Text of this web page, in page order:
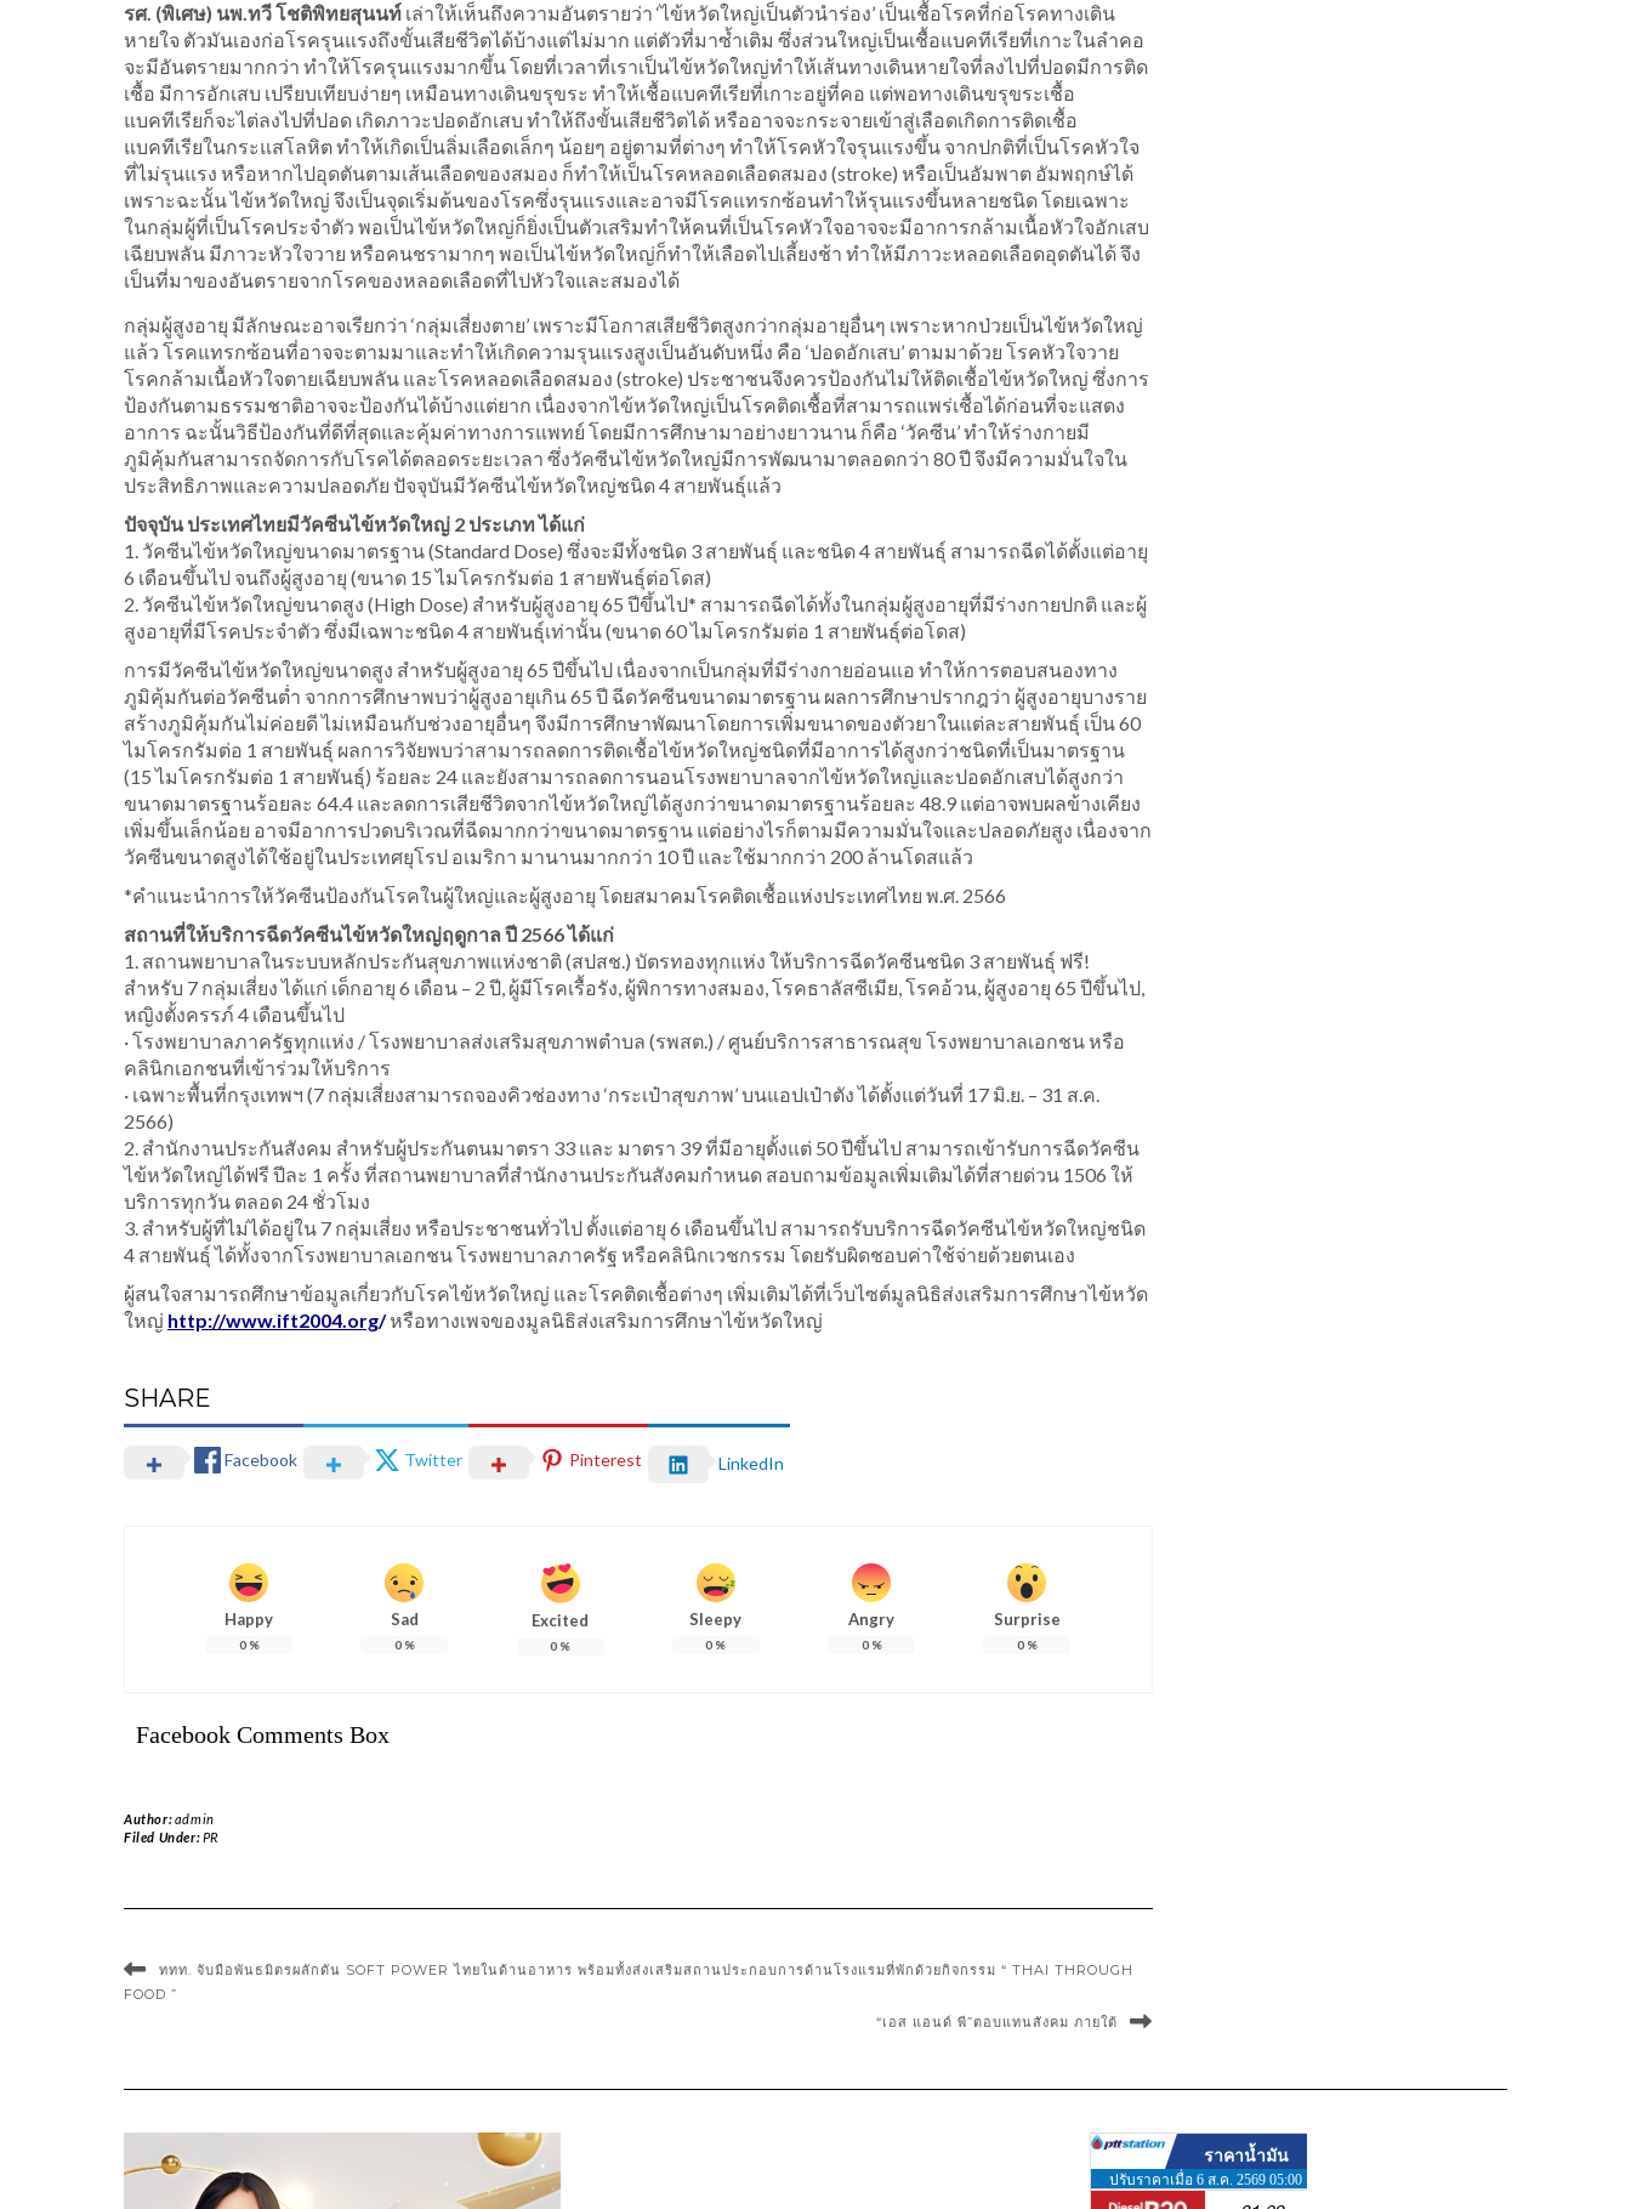
รศ. (พิเศษ) นพ.ทวี โชติพิทยสุนนท์ เล่าให้เห็นถึงความอันตรายว่า ‘ไข้หวัดใหญ่เป็นตัวนำร่อง’ เป็นเชื้อโรคที่ก่อโรคทางเดิน
หายใจ ตัวมันเองก่อโรครุนแรงถึงขั้นเสียชีวิตได้บ้างแต่ไม่มาก แต่ตัวที่มาซ้ำเติม ซึ่งส่วนใหญ่เป็นเชื้อแบคทีเรียที่เกาะในลำคอ
จะมีอันตรายมากกว่า ทำให้โรครุนแรงมากขึ้น โดยที่เวลาที่เราเป็นไข้หวัดใหญ่ทำให้เส้นทางเดินหายใจที่ลงไปที่ปอดมีการติด
เชื้อ มีการอักเสบ เปรียบเทียบง่ายๆ เหมือนทางเดินขรุขระ ทำให้เชื้อแบคทีเรียที่เกาะอยู่ที่คอ แต่พอทางเดินขรุขระเชื้อ
แบคทีเรียก็จะไต่ลงไปที่ปอด เกิดภาวะปอดอักเสบ ทำให้ถึงขั้นเสียชีวิตได้ หรืออาจจะกระจายเข้าสู่เลือดเกิดการติดเชื้อ
แบคทีเรียในกระแสโลหิต ทำให้เกิดเป็นลิ่มเลือดเล็กๆ น้อยๆ อยู่ตามที่ต่างๆ ทำให้โรคหัวใจรุนแรงขึ้น จากปกติที่เป็นโรคหัวใจ
ที่ไม่รุนแรง หรือหากไปอุดตันตามเส้นเลือดของสมอง ก็ทำให้เป็นโรคหลอดเลือดสมอง (stroke) หรือเป็นอัมพาต อัมพฤกษ์ได้
เพราะฉะนั้น ไข้หวัดใหญ่ จึงเป็นจุดเริ่มต้นของโรคซึ่งรุนแรงและอาจมีโรคแทรกซ้อนทำให้รุนแรงขึ้นหลายชนิด โดยเฉพาะ
ในกลุ่มผู้ที่เป็นโรคประจำตัว พอเป็นไข้หวัดใหญ่ก็ยิ่งเป็นตัวเสริมทำให้คนที่เป็นโรคหัวใจอาจจะมีอาการกล้ามเนื้อหัวใจอักเสบ
เฉียบพลัน มีภาวะหัวใจวาย หรือคนชรามากๆ พอเป็นไข้หวัดใหญ่ก็ทำให้เลือดไปเลี้ยงช้า ทำให้มีภาวะหลอดเลือดอุดตันได้ จึง
เป็นที่มาของอันตรายจากโรคของหลอดเลือดที่ไปหัวใจและสมองได้
กลุ่มผู้สูงอายุ มีลักษณะอาจเรียกว่า ‘กลุ่มเสี่ยงตาย’ เพราะมีโอกาสเสียชีวิตสูงกว่ากลุ่มอายุอื่นๆ เพราะหากป่วยเป็นไข้หวัดใหญ่
แล้ว โรคแทรกซ้อนที่อาจจะตามมาและทำให้เกิดความรุนแรงสูงเป็นอันดับหนึ่ง คือ ‘ปอดอักเสบ’ ตามมาด้วย โรคหัวใจวาย
โรคกล้ามเนื้อหัวใจตายเฉียบพลัน และโรคหลอดเลือดสมอง (stroke) ประชาชนจึงควรป้องกันไม่ให้ติดเชื้อไข้หวัดใหญ่ ซึ่งการ
ป้องกันตามธรรมชาติอาจจะป้องกันได้บ้างแต่ยาก เนื่องจากไข้หวัดใหญ่เป็นโรคติดเชื้อที่สามารถแพร่เชื้อได้ก่อนที่จะแสดง
อาการ ฉะนั้นวิธีป้องกันที่ดีที่สุดและคุ้มค่าทางการแพทย์ โดยมีการศึกษามาอย่างยาวนาน ก็คือ ‘วัคซีน’ ทำให้ร่างกายมี
ภูมิคุ้มกันสามารถจัดการกับโรคได้ตลอดระยะเวลา ซึ่งวัคซีนไข้หวัดใหญ่มีการพัฒนามาตลอดกว่า 80 ปี จึงมีความมั่นใจใน
ประสิทธิภาพและความปลอดภัย ปัจจุบันมีวัคซีนไข้หวัดใหญ่ชนิด 4 สายพันธุ์แล้ว
ปัจจุบัน ประเทศไทยมีวัคซีนไข้หวัดใหญ่ 2 ประเภท ได้แก่
1. วัคซีนไข้หวัดใหญ่ขนาดมาตรฐาน (Standard Dose) ซึ่งจะมีทั้งชนิด 3 สายพันธุ์ และชนิด 4 สายพันธุ์ สามารถฉีดได้ตั้งแต่อายุ
6 เดือนขึ้นไป จนถึงผู้สูงอายุ (ขนาด 15 ไมโครกรัมต่อ 1 สายพันธุ์ต่อโดส)
2. วัคซีนไข้หวัดใหญ่ขนาดสูง (High Dose) สำหรับผู้สูงอายุ 65 ปีขึ้นไป* สามารถฉีดได้ทั้งในกลุ่มผู้สูงอายุที่มีร่างกายปกติ และผู้
สูงอายุที่มีโรคประจำตัว ซึ่งมีเฉพาะชนิด 4 สายพันธุ์เท่านั้น (ขนาด 60 ไมโครกรัมต่อ 1 สายพันธุ์ต่อโดส)
การมีวัคซีนไข้หวัดใหญ่ขนาดสูง สำหรับผู้สูงอายุ 65 ปีขึ้นไป เนื่องจากเป็นกลุ่มที่มีร่างกายอ่อนแอ ทำให้การตอบสนองทาง
ภูมิคุ้มกันต่อวัคซีนต่ำ จากการศึกษาพบว่าผู้สูงอายุเกิน 65 ปี ฉีดวัคซีนขนาดมาตรฐาน ผลการศึกษาปรากฎว่า ผู้สูงอายุบางราย
สร้างภูมิคุ้มกันไม่ค่อยดี ไม่เหมือนกับช่วงอายุอื่นๆ จึงมีการศึกษาพัฒนาโดยการเพิ่มขนาดของตัวยาในแต่ละสายพันธุ์ เป็น 60
ไมโครกรัมต่อ 1 สายพันธุ์ ผลการวิจัยพบว่าสามารถลดการติดเชื้อไข้หวัดใหญ่ชนิดที่มีอาการได้สูงกว่าชนิดที่เป็นมาตรฐาน
(15 ไมโครกรัมต่อ 1 สายพันธุ์) ร้อยละ 24 และยังสามารถลดการนอนโรงพยาบาลจากไข้หวัดใหญ่และปอดอักเสบได้สูงกว่า
ขนาดมาตรฐานร้อยละ 64.4 และลดการเสียชีวิตจากไข้หวัดใหญ่ได้สูงกว่าขนาดมาตรฐานร้อยละ 48.9 แต่อาจพบผลข้างเคียง
เพิ่มขึ้นเล็กน้อย อาจมีอาการปวดบริเวณที่ฉีดมากกว่าขนาดมาตรฐาน แต่อย่างไรก็ตามมีความมั่นใจและปลอดภัยสูง เนื่องจาก
วัคซีนขนาดสูงได้ใช้อยู่ในประเทศยุโรป อเมริกา มานานมากกว่า 10 ปี และใช้มากกว่า 200 ล้านโดสแล้ว
*คำแนะนำการให้วัคซีนป้องกันโรคในผู้ใหญ่และผู้สูงอายุ โดยสมาคมโรคติดเชื้อแห่งประเทศไทย พ.ศ. 2566
สถานที่ให้บริการฉีดวัคซีนไข้หวัดใหญ่ฤดูกาล ปี 2566 ได้แก่
1. สถานพยาบาลในระบบหลักประกันสุขภาพแห่งชาติ (สปสช.) บัตรทองทุกแห่ง ให้บริการฉีดวัคซีนชนิด 3 สายพันธุ์ ฟรี!
สำหรับ 7 กลุ่มเสี่ยง ได้แก่ เด็กอายุ 6 เดือน – 2 ปี, ผู้มีโรคเรื้อรัง, ผู้พิการทางสมอง, โรคธาลัสซีเมีย, โรคอ้วน, ผู้สูงอายุ 65 ปีขึ้นไป,
หญิงตั้งครรภ์ 4 เดือนขึ้นไป
· โรงพยาบาลภาครัฐทุกแห่ง / โรงพยาบาลส่งเสริมสุขภาพตำบล (รพสต.) / ศูนย์บริการสาธารณสุข โรงพยาบาลเอกชน หรือ
คลินิกเอกชนที่เข้าร่วมให้บริการ
· เฉพาะพื้นที่กรุงเทพฯ (7 กลุ่มเสี่ยงสามารถจองคิวช่องทาง ‘กระเป๋าสุขภาพ’ บนแอปเป๋าตัง ได้ตั้งแต่วันที่ 17 มิ.ย. – 31 ส.ค.
2566)
2. สำนักงานประกันสังคม สำหรับผู้ประกันตนมาตรา 33 และ มาตรา 39 ที่มีอายุตั้งแต่ 50 ปีขึ้นไป สามารถเข้ารับการฉีดวัคซีน
ไข้หวัดใหญ่ได้ฟรี ปีละ 1 ครั้ง ที่สถานพยาบาลที่สำนักงานประกันสังคมกำหนด สอบถามข้อมูลเพิ่มเติมได้ที่สายด่วน 1506 ให้
บริการทุกวัน ตลอด 24 ชั่วโมง
3. สำหรับผู้ที่ไม่ได้อยู่ใน 7 กลุ่มเสี่ยง หรือประชาชนทั่วไป ตั้งแต่อายุ 6 เดือนขึ้นไป สามารถรับบริการฉีดวัคซีนไข้หวัดใหญ่ชนิด
4 สายพันธุ์ ได้ทั้งจากโรงพยาบาลเอกชน โรงพยาบาลภาครัฐ หรือคลินิกเวชกรรม โดยรับผิดชอบค่าใช้จ่ายด้วยตนเอง
ผู้สนใจสามารถศึกษาข้อมูลเกี่ยวกับโรคไข้หวัดใหญ่ และโรคติดเชื้อต่างๆ เพิ่มเติมได้ที่เว็บไซต์มูลนิธิส่งเสริมการศึกษาไข้หวัด
ใหญ่ http://www.ift2004.org/หรือทางเพจของมูลนิธิส่งเสริมการศึกษาไข้หวัดใหญ่
SHARE
Facebook Twitter Pinterest LinkedIn
Happy
0%
Sad
0%
Excited
0 %
Sleepy
0 %
Angry
0%
Surprise
0%
Facebook Comments Box
Author:admin
Filed Under:PR
ททท. จับมือพันธมิตรผลักดัน SOFT POWER ไทยในด้านอาหาร พร้อมทั้งส่งเสริมสถานประกอบการด้านโรงแรมที่พักด้วยกิจกรรม “ THAI THROUGH
FOOD ”
“เอส แอนด์ พี”ตอบแทนสังคม ภายใต้